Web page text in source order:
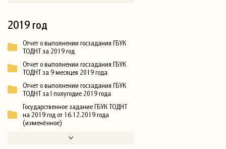
2019 год
Отчет о выполнении госзадания ГБУК
ТОДНТ за 2019 год
Отчет о выполнении госзадания ГБУК
ТОДНТ за 9 месяцев 2019 года
Отчет о выполнении госзадания ГБУК
ТОДНТ за I полугодие 2019 года
Государственное задание ГБУК ТОДНТ
на 2019 год от 16.12.2019 года
(изменённое)